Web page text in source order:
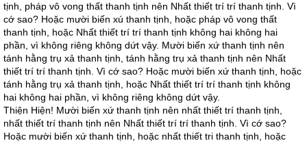
tịnh, pháp vô vong thất thanh tịnh nên Nhất thiết trí trí thanh tịnh. Vì
cớ sao? Hoặc mười biến xú thanh tịnh, hoặc pháp vô vong thất
thanh tịnh, hoặc Nhất thiết trí trí thanh tịnh không hai không hai
phần, vì không riêng không dứt vậy. Mười biến xứ thanh tịnh nên
tánh hằng trụ xả thanh tịnh, tánh hằng trụ xả thanh tịnh nên Nhất
thiết trí trí thanh tịnh. Vì cớ sao? Hoặc mười biến xứ thanh tịnh, hoặc
tánh hằng trụ xả thanh tịnh, hoặc Nhất thiết trí trí thanh tịnh không
hai không hai phần, vì không riêng không dứt vậy.
Thiện Hiện! Mười biến xứ thanh tịnh nên nhất thiết trí thanh tịnh,
nhất thiết trí thanh tịnh nên Nhất thiết trí trí thanh tịnh. Vì cớ sao?
Hoặc mười biến xứ thanh tịnh, hoặc nhất thiết tri thanh tịnh, hoặc